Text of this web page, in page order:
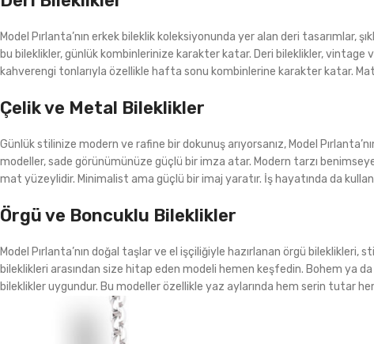
Model Pırlanta’nın erkek bileklik koleksiyonunda yer alan deri tasarımlar,
bu bileklikler, günlük kombinlerinize karakter katar. Deri bileklikler,
kahverengi tonlarıyla özellikle hafta sonu kombinlerine karakter katar.
Çelik ve Metal Bileklikler
Günlük stilinize modern ve rafine bir dokunuş arıyorsanız, Model
modeller, sade görünümünüze güçlü bir imza atar. Modern tarzı
mat yüzeylidir. Minimalist ama güçlü bir imaj yaratır. İş hayatında da
Örgü ve Boncuklu Bileklikler
Model Pırlanta’nın doğal taşlar ve el işçiliğiyle hazırlanan örgü
bileklikleri arasından size hitap eden modeli hemen keşfedin. Bohem ya
bileklikler uygundur. Bu modeller özellikle yaz aylarında hem serin tutar